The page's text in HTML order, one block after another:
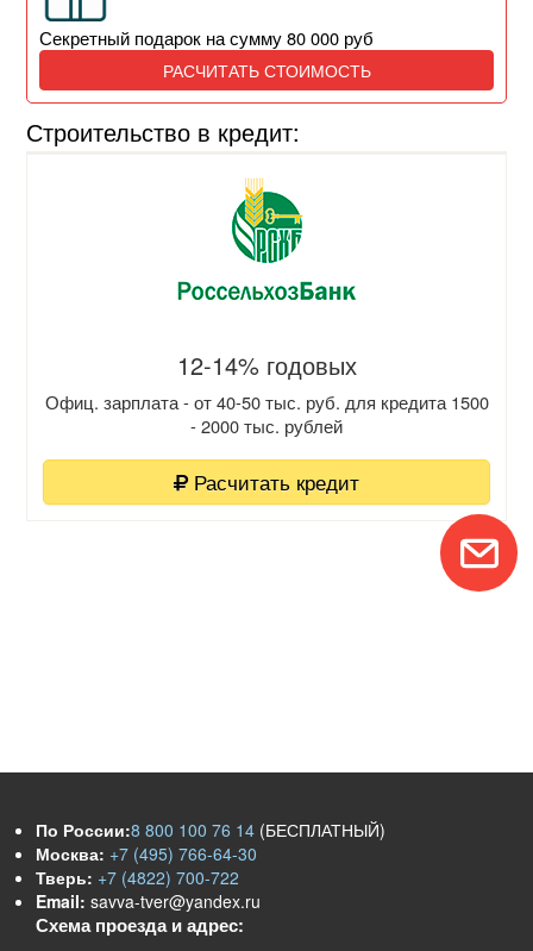
Секретный подарок на сумму 80 000 руб
РАСЧИТАТЬ СТОИМОСТЬ
Строительство в кредит:
12-14% годовых
Офиц. зарплата - от 40-50 тыс. руб. для кредита 1500
- 2000 тыс. рублей
Расчитать кредит
По России:8 800 100 76 14 (БЕСПЛАТНЫЙ)
Москва: +7 (495) 766-64-30
Тверь: +7 (4822) 700-722
Email: savva-tver@yandex.ru
Схема проезда и адрес: